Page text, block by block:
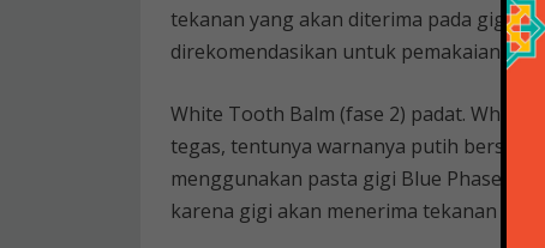
tekanan yang akan diterima pada gigi
direkomendasikan untuk pemakaian
White Tooth Balm (fase 2) padat. White
tegas, tentunya warnanya putih bersih.
menggunakan pasta gigi Blue Phase 1
karena gigi akan menerima tekanan